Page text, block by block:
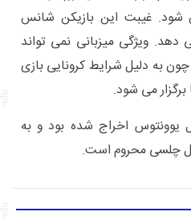
شود. غیبت این بازیکن شانس
ویژگی میزبانی نمی تواند
به دلیل شرایط کرونایی بازی
می شود.
یوونتوس اخراج شده بود و به
چلسی محروم است.